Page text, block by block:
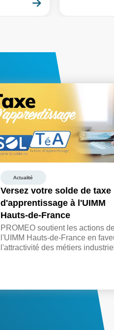
Actualité
Versez votre solde de taxe
d'apprentissage à l'UIMM
Hauts-de-France
PROMEO soutient les actions
l'UIMM Hauts-de-France en
l'attractivité des métiers